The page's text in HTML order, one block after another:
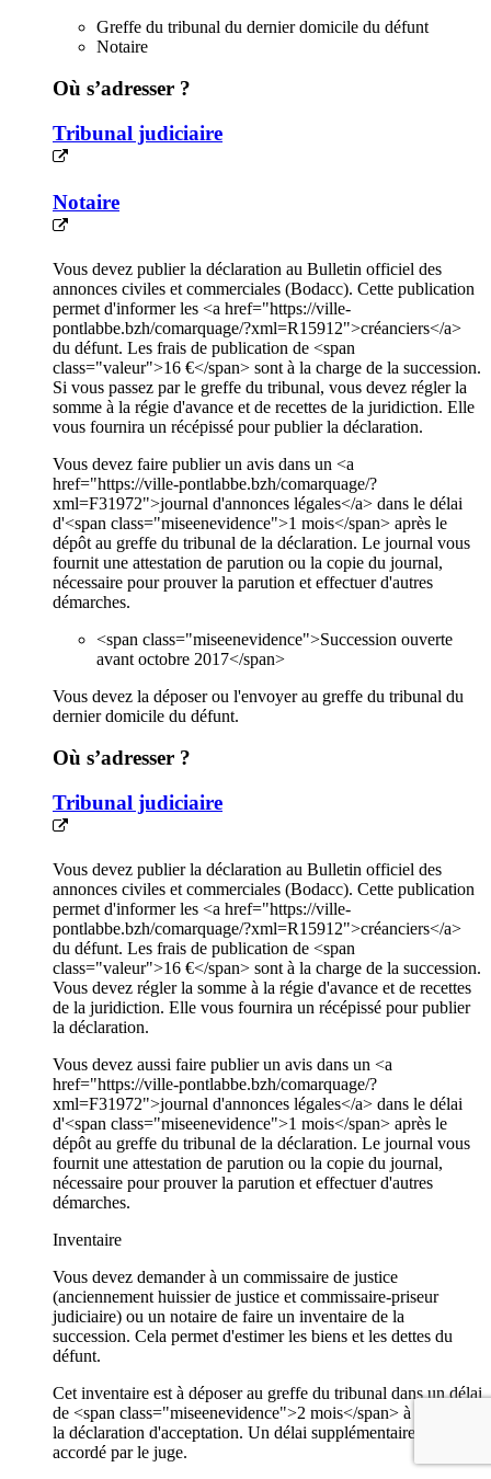
Greffe du tribunal du dernier domicile du défunt
Notaire
Où s’adresser ?
Tribunal judiciaire
Notaire
Vous devez publier la déclaration au Bulletin officiel des
annonces civiles et commerciales (Bodacc). Cette publication
permet d'informer les <a href="https://ville-
pontlabbe.bzh/comarquage/?xml=R15912">créanciers</a>
du défunt. Les frais de publication de <span
class="valeur">16 €</span> sont à la charge de la succession.
Si vous passez par le greffe du tribunal, vous devez régler la
somme à la régie d'avance et de recettes de la juridiction. Elle
vous fournira un récépissé pour publier la déclaration.
Vous devez faire publier un avis dans un <a
href="https://ville-pontlabbe.bzh/comarquage/?
xml=F31972">journal d'annonces légales</a> dans le délai
d'<span class="miseenevidence">1 mois</span> après le
dépôt au greffe du tribunal de la déclaration. Le journal vous
fournit une attestation de parution ou la copie du journal,
nécessaire pour prouver la parution et effectuer d'autres
démarches.
<span class="miseenevidence">Succession ouverte
avant octobre 2017</span>
Vous devez la déposer ou l'envoyer au greffe du tribunal du
dernier domicile du défunt.
Où s’adresser ?
Tribunal judiciaire
Vous devez publier la déclaration au Bulletin officiel des
annonces civiles et commerciales (Bodacc). Cette publication
permet d'informer les <a href="https://ville-
pontlabbe.bzh/comarquage/?xml=R15912">créanciers</a>
du défunt. Les frais de publication de <span
class="valeur">16 €</span> sont à la charge de la succession.
Vous devez régler la somme à la régie d'avance et de recettes
de la juridiction. Elle vous fournira un récépissé pour publier
la déclaration.
Vous devez aussi faire publier un avis dans un <a
href="https://ville-pontlabbe.bzh/comarquage/?
xml=F31972">journal d'annonces légales</a> dans le délai
d'<span class="miseenevidence">1 mois</span> après le
dépôt au greffe du tribunal de la déclaration. Le journal vous
fournit une attestation de parution ou la copie du journal,
nécessaire pour prouver la parution et effectuer d'autres
démarches.
Inventaire
Vous devez demander à un commissaire de justice
(anciennement huissier de justice et commissaire-priseur
judiciaire) ou un notaire de faire un inventaire de la
succession. Cela permet d'estimer les biens et les dettes du
défunt.
Cet inventaire est à déposer au greffe du tribunal dans un délai
de <span class="miseenevidence">2 mois</span> à partir de
la déclaration d'acceptation. Un délai supplémentaire peut être
accordé par le juge.